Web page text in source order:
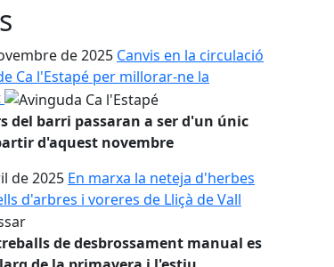
de 2025 Canvis en la circulació
Ca l'Estapé per millorar-ne la
del barri passaran a ser d'un únic
d'aquest novembre
de 2025 En marxa la neteja d'herbes
d'arbres i voreres de Lliçà de Vall
de desbrossament manual es